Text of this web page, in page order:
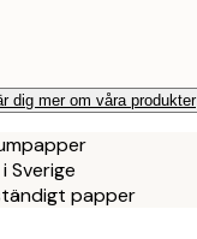
dig mer om våra produkter
Sverige
papper